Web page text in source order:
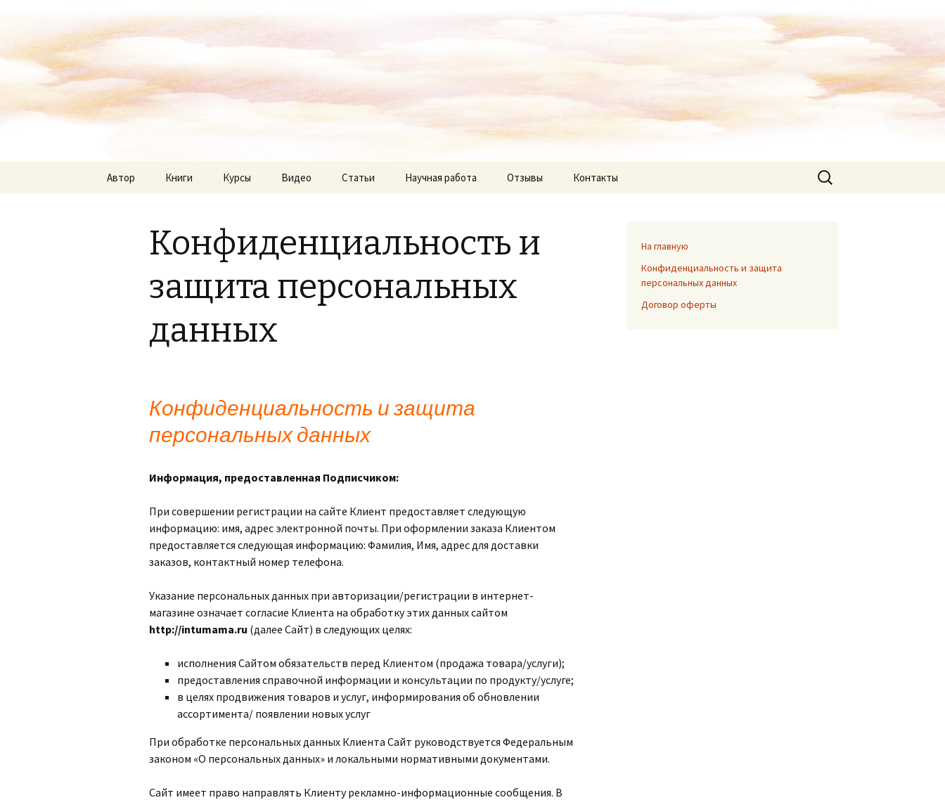
Автор Книги Курсы Видео Статьи Научная работа Отзывы Контакты
Найти:
Конфиденциальность и
защита персональных
данных
Конфиденциальность и защита
персональных данных
Информация, предоставленная Подписчиком:
При совершении регистрации на сайте Клиент предоставляет следующую
информацию: имя, адрес электронной почты. При оформлении заказа Клиентом
предоставляется следующая информацию: Фамилия, Имя, адрес для доставки
заказов, контактный номер телефона.
Указание персональных данных при авторизации/регистрации в интернет-
магазине означает согласие Клиента на обработку этих данных сайтом
http://intumama.ru (далее Сайт) в следующих целях:
исполнения Сайтом обязательств перед Клиентом (продажа товара/услуги);
предоставления справочной информации и консультации по продукту/услуге;
в целях продвижения товаров и услуг, информирования об обновлении
ассортимента/ появлении новых услуг
При обработке персональных данных Клиента Сайт руководствуется Федеральным
законом «О персональных данных» и локальными нормативными документами.
Сайт имеет право направлять Клиенту рекламно-информационные сообщения. В
На главную
Конфиденциальность и защита
персональных данных
Договор оферты